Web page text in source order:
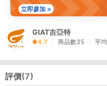
立即參加 >
GIAT吉亞特
4.7 商品數35 平均
評價(7)